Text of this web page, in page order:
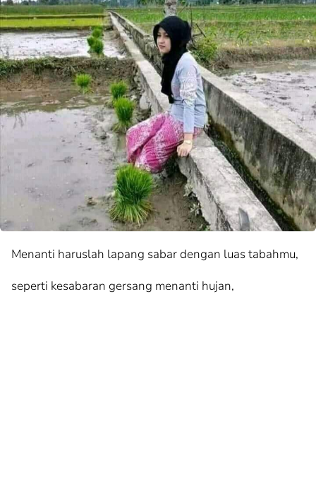
Menanti haruslah lapang sabar dengan luas tabahmu,
seperti kesabaran gersang menanti hujan,